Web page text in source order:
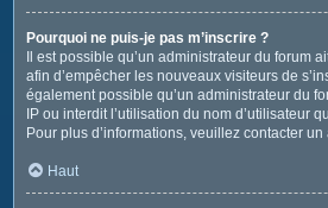
Pourquoi ne puis-je pas m’inscrire ?
Il est possible qu’un administrateur du forum
afin d’empêcher les nouveaux visiteurs de
également possible qu’un administrateur du
IP ou interdit l’utilisation du nom d’utilisateur
Pour plus d’informations, veuillez contacter
Haut